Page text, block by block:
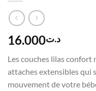
د.ت16.000
Les couches lilas confort
attaches extensibles qui
mouvement de votre